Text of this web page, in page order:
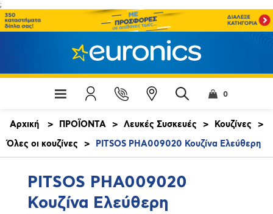
;
0
Αρχική > ΠΡΟΪΟΝΤΑ > Λευκές Συσκευές > Κουζίνες
>
Όλες οι κουζίνες
> PITSOS PHA009020 Κουζίνα Ελεύθερη
PITSOS PHA009020
Κουζίνα Ελεύθερη